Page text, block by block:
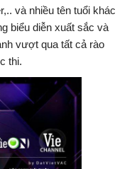
và nhiều tên tuổi khác
biểu diễn xuất sắc và
vượt qua tất cả rào
thi.